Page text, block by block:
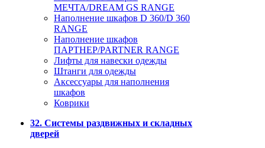
МЕЧТА/DREAM GS RANGE
Наполнение шкафов D 360/D 360
RANGE
Наполнение шкафов
ПАРТНЕР/PARTNER RANGE
Лифты для навески одежды
Штанги для одежды
Аксессуары для наполнения
шкафов
Коврики
32. Системы раздвижных и складных
дверей